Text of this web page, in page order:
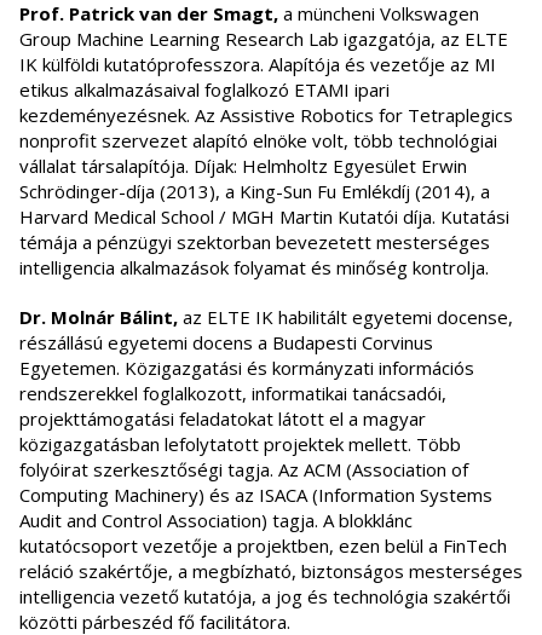
Prof. Patrick van der Smagt, a müncheni Volkswagen
Group Machine Learning Research Lab igazgatója, az ELTE
IK külföldi kutatóprofesszora. Alapítója és vezetője az MI
etikus alkalmazásaival foglalkozó ETAMI ipari
kezdeményezésnek. Az Assistive Robotics for Tetraplegics
nonprofit szervezet alapító elnöke volt, több technológiai
vállalat társalapítója. Díjak: Helmholtz Egyesület Erwin
Schrödinger-díja (2013), a King-Sun Fu Emlékdíj (2014), a
Harvard Medical School / MGH Martin Kutatói díja. Kutatási
témája a pénzügyi szektorban bevezetett mesterséges
intelligencia alkalmazások folyamat és minőség kontrolja.
Dr. Molnár Bálint, az ELTE IK habilitált egyetemi docense,
részállású egyetemi docens a Budapesti Corvinus
Egyetemen. Közigazgatási és kormányzati információs
rendszerekkel foglalkozott, informatikai tanácsadói,
projekttámogatási feladatokat látott el a magyar
közigazgatásban lefolytatott projektek mellett. Több
folyóirat szerkesztőségi tagja. Az ACM (Association of
Computing Machinery) és az ISACA (Information Systems
Audit and Control Association) tagja. A blokklánc
kutatócsoport vezetője a projektben, ezen belül a FinTech
reláció szakértője, a megbízható, biztonságos mesterséges
intelligencia vezető kutatója, a jog és technológia szakértői
közötti párbeszéd fő facilitátora.